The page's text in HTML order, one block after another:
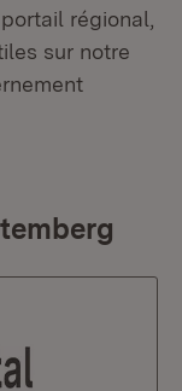
régional,
sur notre